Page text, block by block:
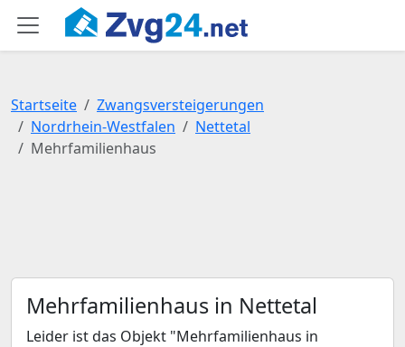
Startseite
Zwangsversteigerungen
Nordrhein-Westfalen
Nettetal
Mehrfamilienhaus
Mehrfamilienhaus in Nettetal
Leider ist das Objekt "Mehrfamilienhaus in